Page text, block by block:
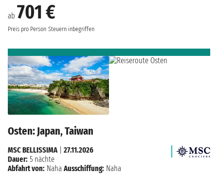
ab 701 €
Preis pro Person Steuern inbegriffen
Osten: Japan, Taiwan
MSC BELLISSIMA| 27.11.2026
Dauer: 5 nächte
Abfahrt von: Naha Ausschiffung: Naha